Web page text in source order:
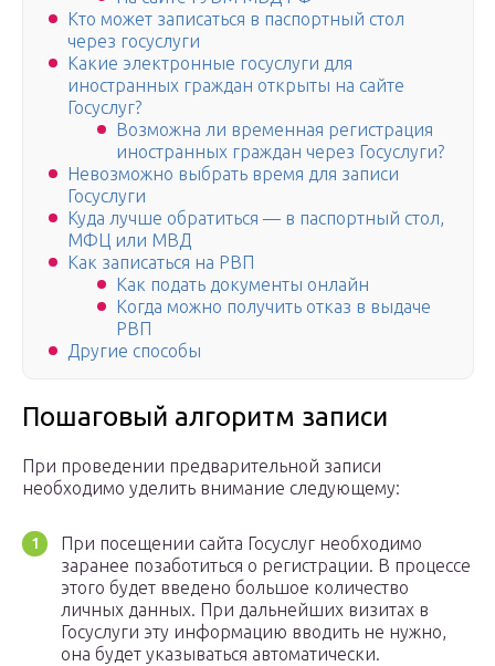
Кто может записаться в паспортный стол
через госуслуги
Какие электронные госуслуги для
иностранных граждан открыты на сайте
Госуслуг?
Возможна ли временная регистрация
иностранных граждан через Госуслуги?
Невозможно выбрать время для записи
Госуслуги
Куда лучше обратиться — в паспортный стол,
МФЦ или МВД
Как записаться на РВП
Как подать документы онлайн
Когда можно получить отказ в выдаче
РВП
Другие способы
Пошаговый алгоритм записи
При проведении предварительной записи
необходимо уделить внимание следующему:
При посещении сайта Госуслуг необходимо
заранее позаботиться о регистрации. В процессе
этого будет введено большое количество
личных данных. При дальнейших визитах в
Госуслуги эту информацию вводить не нужно,
она будет указываться автоматически.